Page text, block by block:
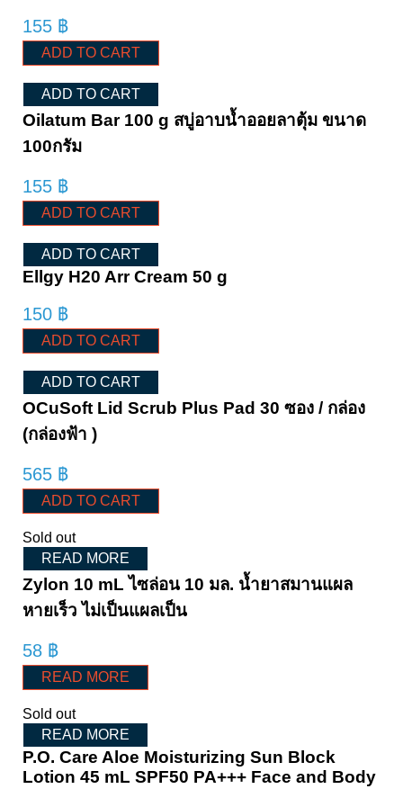
155 ฿
ADD TO CART
ADD TO CART
Oilatum Bar 100 g สบู่อาบน้ำออยลาตุ้ม ขนาด
100กรัม
155 ฿
ADD TO CART
ADD TO CART
Ellgy H20 Arr Cream 50 g
150 ฿
ADD TO CART
ADD TO CART
OCuSoft Lid Scrub Plus Pad 30 ซอง / กล่อง
(กล่องฟ้า )
565 ฿
ADD TO CART
Sold out
READ MORE
Zylon 10 mL ไซล่อน 10 มล. น้ำยาสมานแผล
หายเร็ว ไม่เป็นแผลเป็น
58 ฿
READ MORE
Sold out
READ MORE
P.O. Care Aloe Moisturizing Sun Block
Lotion 45 mL SPF50 PA+++ Face and Body